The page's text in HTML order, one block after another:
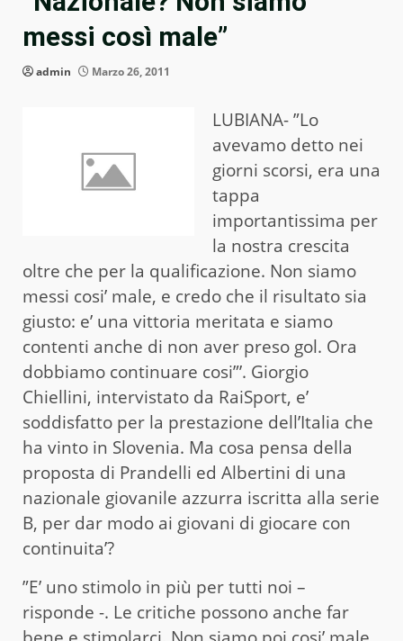
messi così male”
admin Marzo 26, 2011
LUBIANA- ”Lo
avevamo detto nei
giorni scorsi, era una
tappa
importantissima per
la nostra crescita
oltre che per la qualificazione. Non siamo
messi cosi’ male, e credo che il risultato sia
giusto: e’ una vittoria meritata e siamo
contenti anche di non aver preso gol. Ora
dobbiamo continuare cosi”’. Giorgio
Chiellini, intervistato da RaiSport, e’
soddisfatto per la prestazione dell’Italia che
ha vinto in Slovenia. Ma cosa pensa della
proposta di Prandelli ed Albertini di una
nazionale giovanile azzurra iscritta alla serie
B, per dar modo ai giovani di giocare con
continuita’?
”E’ uno stimolo in più per tutti noi –
risponde -. Le critiche possono anche far